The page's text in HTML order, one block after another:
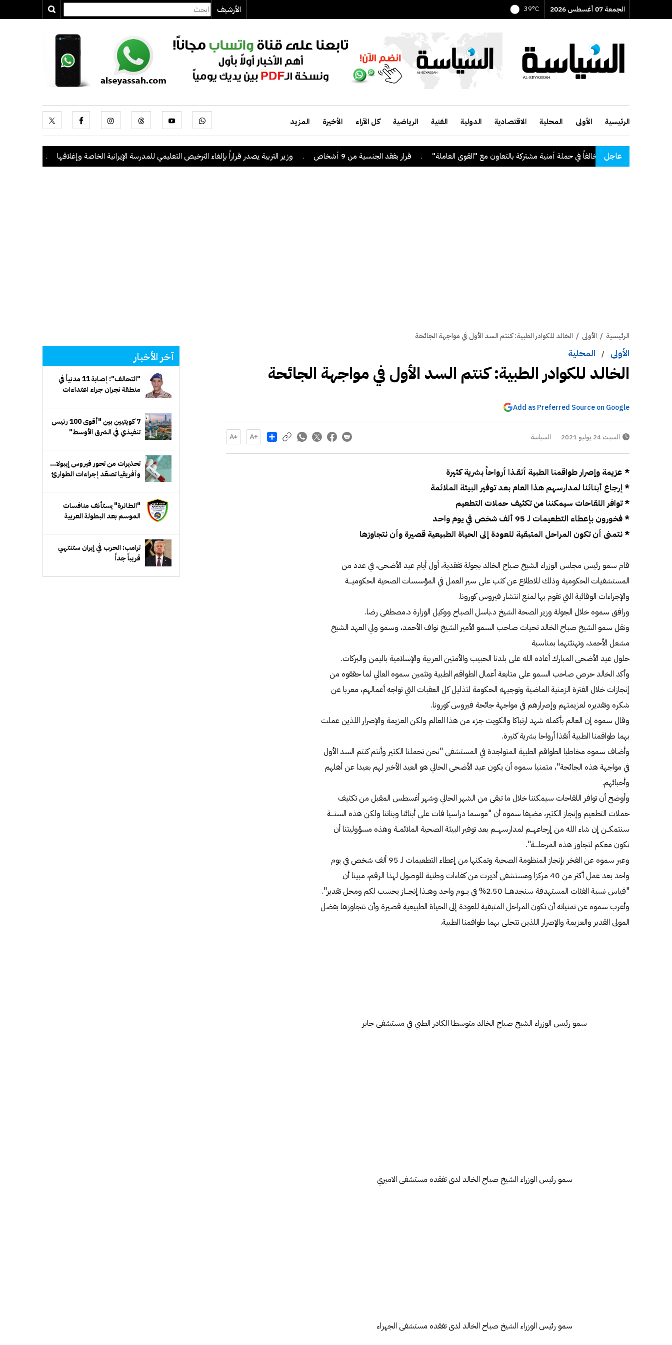
الجمعة 07 أغسطس 2026 39°C الأرشيف
الرئيسية الأولى المحلية الاقتصادية الدولية الفنية الرياضية كل الآراء الأخيرة المزيد
عاجل . قرار بفقد الجنسية من 9 أشخاص . وزير التربية يصدر قراراً بإلغاء الترخيص التعليمي للمدرسة الإيرانية الخاصة وإغلاقها . "الداخلية": ضبط 56 مخالفاً في حملة أمنية مشتركة بالتعاون مع "القوى العاملة"
الرئيسية / الأولى / الخالد للكوادر الطبية: كنتم السد الأول في مواجهة الجائحة
الأولى / المحلية
الخالد للكوادر الطبية: كنتم السد الأول في مواجهة الجائحة
Add as Preferred Source on Google
السبت 24 يوليو 2021 السياسة Share
* عزيمة وإصرار طواقمنا الطبية أنقـذا أرواحاً بشرية كثيرة
* إرجاع أبنائنا لمدارسهم هذا العام بعد توفير البيئة الملائمة
* توافر اللقاحات سيمكننا من تكثيف حملات التطعيم
* فخورون بإعطاء التطعيمات لـ 95 ألف شخص في يوم واحد
* نتمنى أن تكون المراحل المتبقية للعودة إلى الحياة الطبيعية قصيرة وأن نتجاوزها
قام سمو رئيس مجلس الوزراء الشيخ صباح الخالد بجولة تفقدية، أول أيام عيد الأضحى، في عدد من
المستشفيات الحكومية وذلك للاطلاع عن كثب على سير العمل في المؤسسات الصحية الحكوميـــة
والإجراءات الوقائية التي تقوم بها لمنع انتشار فيروس كورونا.
ورافق سموه خلال الجولة وزير الصحة الشيخ د.باسل الصباح ووكيل الوزارة د.مصطفى رضا.
ونقل سمو الشيخ صباح الخالد تحيات صاحب السمو الأمير الشيخ نواف الأحمد، وسمو ولي العهد الشيخ
مشعل الأحمد، وتهنئتهما بمناسبة
حلول عيد الأضحى المبارك أعاده الله على بلدنا الحبيب والأمتين العربية والإسلامية باليمن والبركات.
وأكد الخالد حرص صاحب السمو على متابعة أعمال الطواقم الطبية وتثمين سموه العالي لما حققوه من
إنجازات خلال الفترة الزمنية الماضية وتوجيهه الحكومة لتذليل كل العقبات التي تواجه أعمالهم، معربا عن
شكره وتقديره لعزيمتهم وإصرارهم في مواجهة جائحة فيروس كورونا.
وقال سموه إن العالم بأكمله شهد ارتباكا والكويت جزء من هذا العالم ولكن العزيمة والإصرار اللذين عملت
بهما طواقمنا الطبية أنقذا أرواحا بشرية كثيرة.
وأضاف سموه مخاطبا الطواقم الطبية المتواجدة في المستشفى "نحن تحملنا الكثير وأنتم كنتم السد الأول
في مواجهة هذه الجائحة"، متمنيا سموه أن يكون عيد الأضحى الحالي هو العيد الأخير لهم بعيدا عن أهلهم
وأحبائهم.
وأوضح أن توافر اللقاحات سيمكننا خلال ما تبقى من الشهر الحالي وشهر أغسطس المقبل من تكثيف
حملات التطعيم وإنجاز الكثير، مضيفا سموه أن "موسما دراسيا فات على أبنائنا وبناتنا ولكن هذه السنـــة
سنتمكــن إن شاء الله من إرجاعهـــم لمدارسهـــم بعد توفير البيئة الصحية الملائمــة وهذه مسؤوليتنا أن
نكون معكم لتجاوز هذه المرحلــــة".
وعبر سموه عن الفخر بإنجاز المنظومة الصحية وتمكنها من إعطاء التطعيمات لـ 95 ألف شخص في يوم
واحد بعد عمل أكثر من 40 مركزا ومستشفى أديرت من كفاءات وطنية للوصول لهذا الرقم، مبينا أن
"قياس نسبة الفئات المستهدفة سنجدهـــا 2.50% في يـــوم واحد وهــذا إنجـــاز يحسب لكم ومحل تقدير".
وأعرب سموه عن تمنياته أن تكون المراحل المتبقية للعودة إلى الحياة الطبيعية قصيرة وأن نتجاوزها بفضل
المولى القدير والعزيمة والإصرار اللذين تتحلى بهما طواقمنا الطبية.
سمو رئيس الوزراء الشيخ صباح الخالد متوسطا الكادر الطبي في مستشفى جابر
سمو رئيس الوزراء الشيخ صباح الخالد لدى تفقده مستشفى الاميري
سمو رئيس الوزراء الشيخ صباح الخالد لدى تفقده مستشفى الجهراء
آخر الأخبار
"التحالف": إصابة 11 مدنياً في
منطقة نجران جراء اعتداءات
7 كويتيين بين "أقوى 100 رئيس
تنفيذي في الشرق الأوسط"
تحذيرات من تحور فيروس إيبولا...
وأفريقيا تصعّد إجراءات الطوارئ
"الطائرة" يستأنف منافسات
الموسم بعد البطولة العربية
ترامب: الحرب في إيران ستنتهي
قريباً جداً